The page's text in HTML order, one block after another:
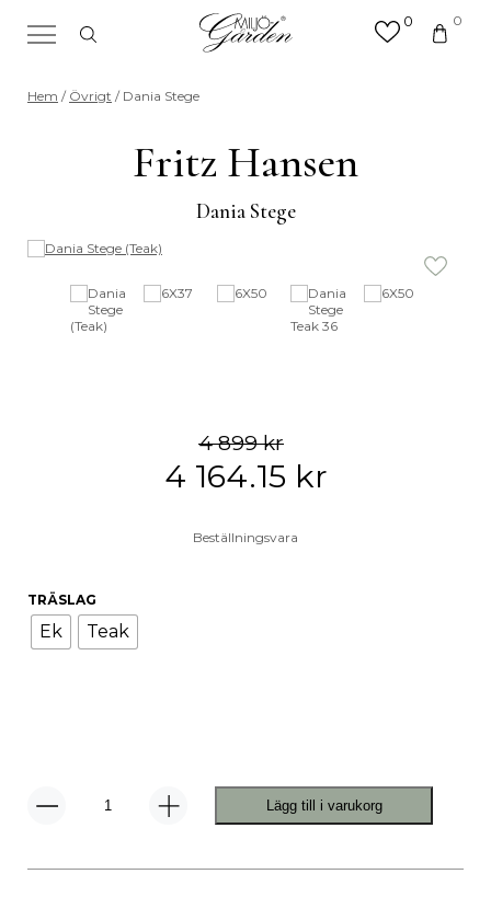
0 0
Sök efter valfri produkt eller
kategori
Hem / Övrigt / Dania Stege
Fritz Hansen
Dania Stege
4 899kr
4 164.15 kr
Beställningsvara
TRÄSLAG
Ek Teak
Dania
Lägg till i varukorg